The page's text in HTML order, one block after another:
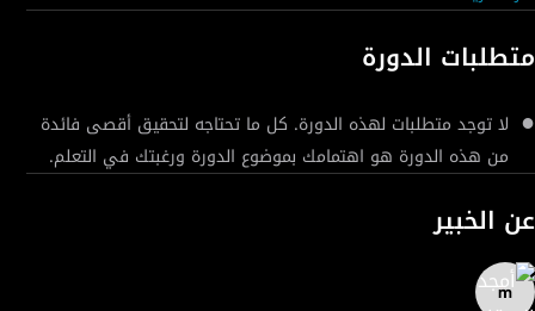
للأوامر التي تطلبها منها والإجابات التي تقدمها (الأوامر). علاوةً على
ذلك، سنتناول مزايا وعيوب أدوات الذكاء الاصطناعي مثل شات جي بي
تي وبارد وغيرها، وكيفية الاستفادة منها في مجالات مختلفة، مثل
الموارد البشرية، والتعلم والتطوير، ومراكز التقييم، والتدريب المهني،
ومجال تدريب اللغة الإنجليزية. فقد تم تصميم هذه الدورة لشرح كيف
يمكن للذكاء الاصطناعي تسهيل معظم المهام في أي وظيفة. قم
بالتسجيل اليوم!
متطلبات الدورة
لا توجد متطلبات لهذه الدورة. كل ما تحتاجه لتحقيق أقصى فائدة
من هذه الدورة هو اهتمامك بموضوع الدورة ورغبتك في التعلم.
عن الخبير